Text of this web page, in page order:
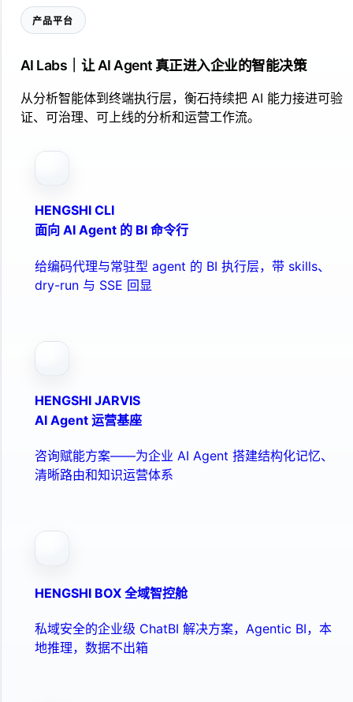
产品平台
AI Labs｜让 AI Agent 真正进入企业的智能决策
从分析智能体到终端执行层，衡石持续把 AI 能力接进可验
证、可治理、可上线的分析和运营工作流。
HENGSHI CLI
面向 AI Agent 的 BI 命令行
给编码代理与常驻型 agent 的 BI 执行层，带 skills、
dry-run 与 SSE 回显
HENGSHI JARVIS
AI Agent 运营基座
咨询赋能方案——为企业 AI Agent 搭建结构化记忆、
清晰路由和知识运营体系
HENGSHI BOX 全域智控舱
私域安全的企业级 ChatBI 解决方案，Agentic BI，本
地推理，数据不出箱